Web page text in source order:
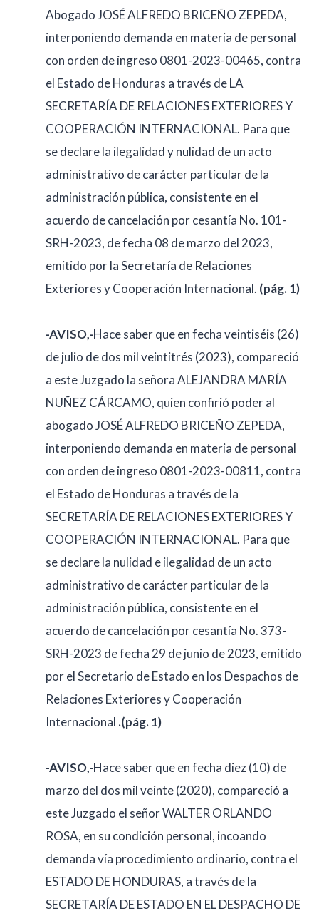
Abogado JOSÉ ALFREDO BRICEÑO ZEPEDA,
interponiendo demanda en materia de personal
con orden de ingreso 0801-2023-00465, contra
el Estado de Honduras a través de LA
SECRETARÍA DE RELACIONES EXTERIORES Y
COOPERACIÓN INTERNACIONAL. Para que
se declare la ilegalidad y nulidad de un acto
administrativo de carácter particular de la
administración pública, consistente en el
acuerdo de cancelación por cesantía No. 101-
SRH-2023, de fecha 08 de marzo del 2023,
emitido por la Secretaría de Relaciones
Exteriores y Cooperación Internacional. (pág. 1)
-AVISO,-Hace saber que en fecha veintiséis (26)
de julio de dos mil veintitrés (2023), compareció
a este Juzgado la señora ALEJANDRA MARÍA
NUÑEZ CÁRCAMO, quien confirió poder al
abogado JOSÉ ALFREDO BRICEÑO ZEPEDA,
interponiendo demanda en materia de personal
con orden de ingreso 0801-2023-00811, contra
el Estado de Honduras a través de la
SECRETARÍA DE RELACIONES EXTERIORES Y
COOPERACIÓN INTERNACIONAL. Para que
se declare la nulidad e ilegalidad de un acto
administrativo de carácter particular de la
administración pública, consistente en el
acuerdo de cancelación por cesantía No. 373-
SRH-2023 de fecha 29 de junio de 2023, emitido
por el Secretario de Estado en los Despachos de
Relaciones Exteriores y Cooperación
Internacional .(pág. 1)
-AVISO,-Hace saber que en fecha diez (10) de
marzo del dos mil veinte (2020), compareció a
este Juzgado el señor WALTER ORLANDO
ROSA, en su condición personal, incoando
demanda vía procedimiento ordinario, contra el
ESTADO DE HONDURAS, a través de la
SECRETARÍA DE ESTADO EN EL DESPACHO DE